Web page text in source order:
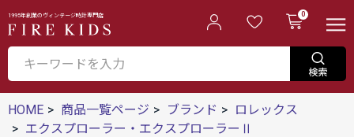
1995年創業のヴィンテージ時計専門店 0
HOME 商品一覧ページ ブランド
ロレックス
エクスプローラー・エクスプローラーⅡ